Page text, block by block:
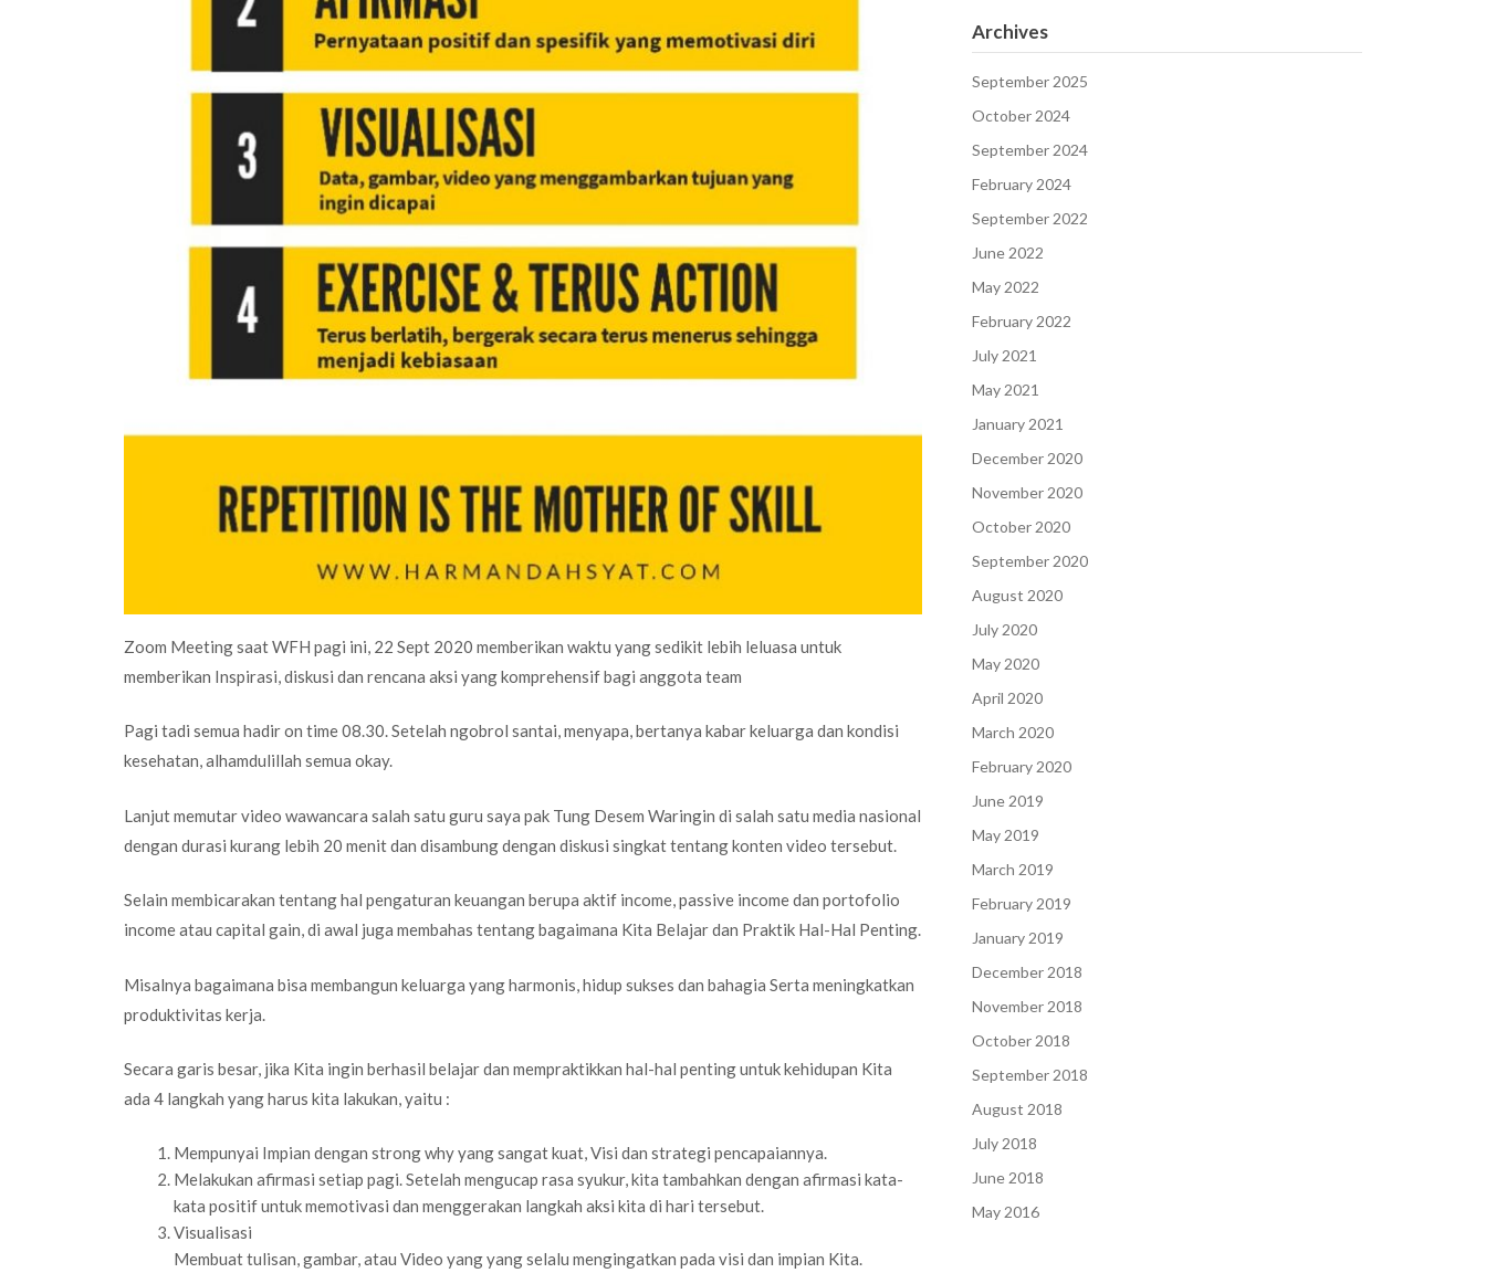
Zoom Meeting saat WFH pagi ini, 22 Sept 2020 memberikan waktu yang sedikit lebih leluasa untuk
memberikan Inspirasi, diskusi dan rencana aksi yang komprehensif bagi anggota team
Pagi tadi semua hadir on time 08.30. Setelah ngobrol santai, menyapa, bertanya kabar keluarga dan kondisi
kesehatan, alhamdulillah semua okay.
Lanjut memutar video wawancara salah satu guru saya pak Tung Desem Waringin di salah satu media nasional
dengan durasi kurang lebih 20 menit dan disambung dengan diskusi singkat tentang konten video tersebut.
Selain membicarakan tentang hal pengaturan keuangan berupa aktif income, passive income dan portofolio
income atau capital gain, di awal juga membahas tentang bagaimana Kita Belajar dan Praktik Hal-Hal Penting.
Misalnya bagaimana bisa membangun keluarga yang harmonis, hidup sukses dan bahagia Serta meningkatkan
produktivitas kerja.
Secara garis besar, jika Kita ingin berhasil belajar dan mempraktikkan hal-hal penting untuk kehidupan Kita
ada 4 langkah yang harus kita lakukan, yaitu :
Mempunyai Impian dengan strong why yang sangat kuat, Visi dan strategi pencapaiannya.
Melakukan afirmasi setiap pagi. Setelah mengucap rasa syukur, kita tambahkan dengan afirmasi kata-
kata positif untuk memotivasi dan menggerakan langkah aksi kita di hari tersebut.
Visualisasi
Membuat tulisan, gambar, atau Video yang yang selalu mengingatkan pada visi dan impian Kita.
Archives
September 2025
October 2024
September 2024
February 2024
September 2022
June 2022
May 2022
February 2022
July 2021
May 2021
January 2021
December 2020
November 2020
October 2020
September 2020
August 2020
July 2020
May 2020
April 2020
March 2020
February 2020
June 2019
May 2019
March 2019
February 2019
January 2019
December 2018
November 2018
October 2018
September 2018
August 2018
July 2018
June 2018
May 2016